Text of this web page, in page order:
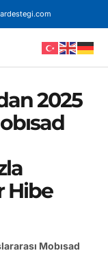
2025
Hibe
Mobısad